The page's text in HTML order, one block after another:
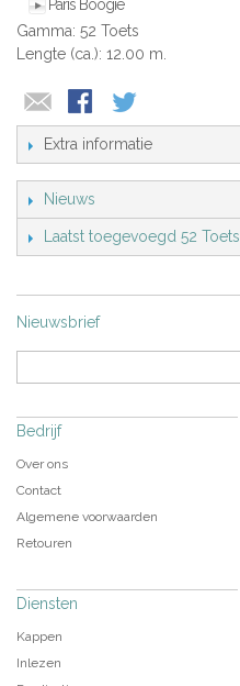
Paris Boogie
Gamma: 52 Toets
Lengte (ca.): 12.00 m.
Extra informatie
Nieuws
Laatst toegevoegd 52 Toets
Nieuwsbrief
Bedrijf
Over ons
Contact
Algemene voorwaarden
Retouren
Diensten
Kappen
Inlezen